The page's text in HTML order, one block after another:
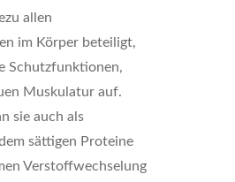
allen
im Körper beteiligt,
Schutzfunktionen,
Muskulatur auf.
sie auch als
sättigen Proteine
Verstoffwechselung